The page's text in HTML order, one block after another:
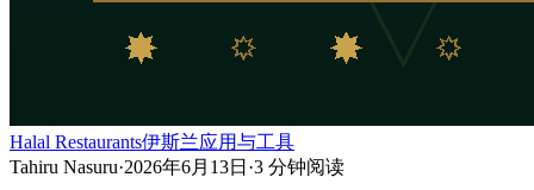
Halal Restaurants伊斯兰应用与工具
Tahiru Nasuru·2026年6月13日 ·3 分钟阅读